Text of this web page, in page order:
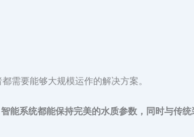
需要能够大规模运作的解决方案。
能系统都能保持完美的水质参数，同时与传